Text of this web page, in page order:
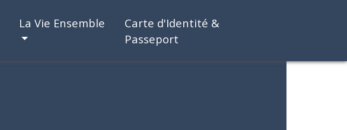
La Vie Ensemble
Carte d'Identité &
Passeport